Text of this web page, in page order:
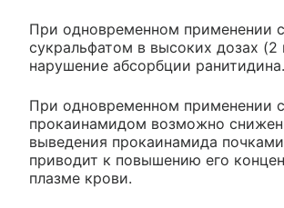
При одновременном применении с
сукральфатом в высоких дозах (2
нарушение абсорбции ранитидина.
При одновременном применении с
прокаинамидом возможно
выведения прокаинамида
приводит к повышению его
плазме крови.